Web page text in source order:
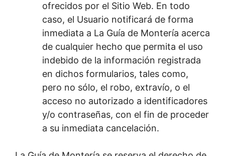
ofrecidos por el Sitio Web. En todo
caso, el Usuario notificará de forma
inmediata a La Guía de Montería acerca
de cualquier hecho que permita el uso
indebido de la información registrada
en dichos formularios, tales como,
pero no sólo, el robo, extravío, o el
acceso no autorizado a identificadores
y/o contraseñas, con el fin de proceder
a su inmediata cancelación.